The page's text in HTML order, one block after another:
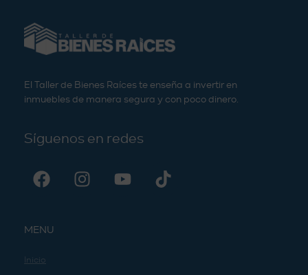
El Taller de Bienes Raíces te enseña a invertir en
inmuebles de manera segura y con poco dinero.
Síguenos en redes
MENU
Inicio